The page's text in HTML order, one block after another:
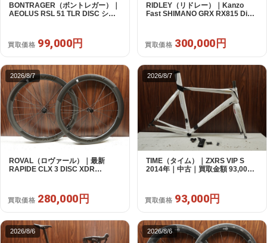
BONTRAGER（ボントレガー）｜
AEOLUS RSL 51 TLR DISC シマ
買取価格 99,000円
RIDLEY（リドレー）｜Kanzo
Fast SHIMANO GRX RX815 Di2
買取価格 300,000円
2026/8/7
ROVAL（ロヴァール）｜最新
RAPIDE CLX 3 DISC XDR
買取価格 280,000円
2026/8/7
TIME（タイム）｜ZXRS VIP S
2014年｜中古｜買取金額 93,000
買取価格 93,000円
2026/8/6 2026/8/6